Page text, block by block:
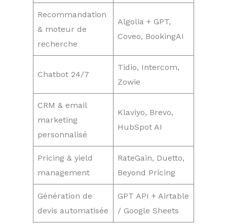
Recommandation
& moteur de
recherche
Algolia + GPT,
Coveo, BookingAI
Chatbot 24/7
Tidio, Intercom,
Zowie
CRM & email
marketing
personnalisé
Klaviyo, Brevo,
HubSpot AI
Pricing & yield
management
RateGain, Duetto,
Beyond Pricing
Génération de
devis automatisée
GPT API + Airtable
/ Google Sheets